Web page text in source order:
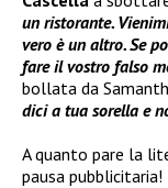
un ristorante.
vero è un altro. Se
fare il vostro falso
bollata da
dici a tua sorella e
A quanto pare la
pausa